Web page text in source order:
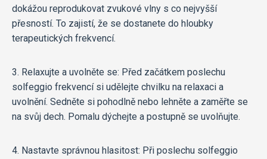
dokážou reprodukovat zvukové vlny s co nejvyšší
přesností. To zajistí, že se dostanete do hloubky
terapeutických frekvencí.
3. Relaxujte a uvolněte se: Před začátkem poslechu
solfeggio frekvencí si udělejte chvilku na relaxaci a
uvolnění. Sedněte si pohodlně nebo lehněte a zaměřte se
na svůj dech. Pomalu dýchejte a postupně se uvolňujte.
4. Nastavte správnou hlasitost: Při poslechu solfeggio